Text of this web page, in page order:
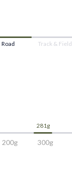
Road Track & Field
281g
200g 300g